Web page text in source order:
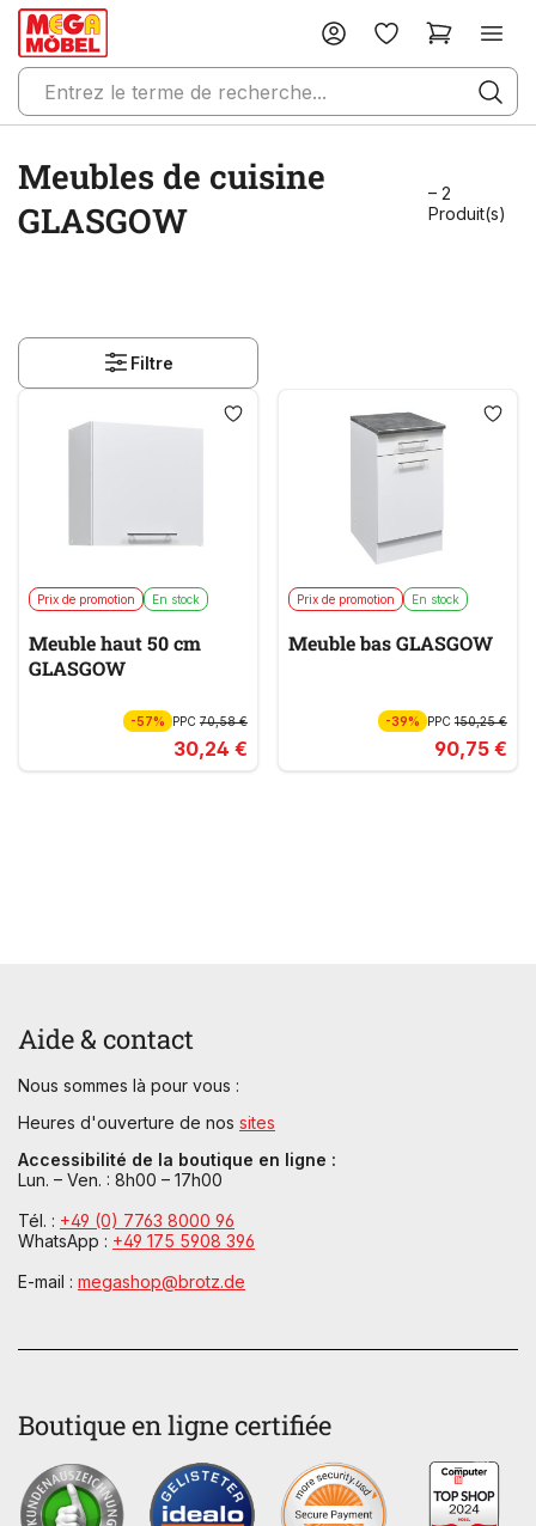
Meubles de cuisine
GLASGOW
– 2
Produit(s)
Filtre
Prix de promotion En stock
Meuble haut 50 cm
GLASGOW
-57% PPC 70,58 €
30,24 €
Prix de promotion En stock
Meuble bas GLASGOW
-39% PPC150,25 €
90,75 €
Aide & contact
Nous sommes là pour vous :
Heures d'ouverture de nos sites
Accessibilité de la boutique en ligne :
Lun. – Ven. : 8h00 – 17h00
Tél. : +49 (0) 7763 8000 96
WhatsApp : +49 175 5908 396
E-mail : megashop@brotz.de
Boutique en ligne certifiée